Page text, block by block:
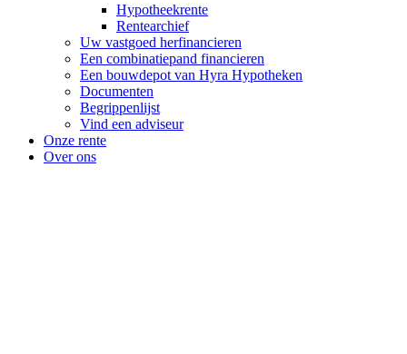
Hypotheekrente
Rentearchief
Uw vastgoed herfinancieren
Een combinatiepand financieren
Een bouwdepot van Hyra Hypotheken
Documenten
Begrippenlijst
Vind een adviseur
Onze rente
Over ons